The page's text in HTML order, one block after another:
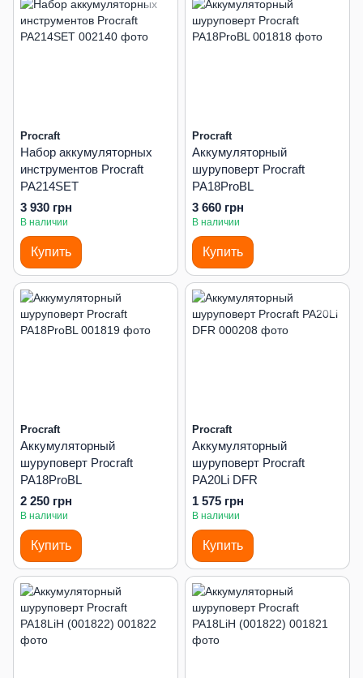
Procraft
Набор аккумуляторных
инструментов Procraft
PA214SET
3 930 грн
В наличии
Купить
Procraft
Аккумуляторный
шуруповерт Procraft
PA18ProBL
3 660 грн
В наличии
Купить
Procraft
Аккумуляторный
шуруповерт Procraft
PA18ProBL
2 250 грн
В наличии
Купить
Procraft
Аккумуляторный
шуруповерт Procraft
PA20Li DFR
1 575 грн
В наличии
Купить